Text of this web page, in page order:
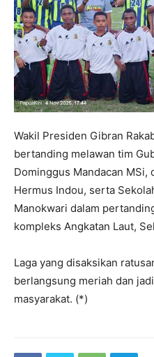
Wakil Presiden Gibran
bertanding melawan tim
Dominggus Mandacan MSi,
Hermus Indou, serta
Manokwari dalam
kompleks Angkatan Laut,
Laga yang disaksikan
berlangsung meriah dan
masyarakat. (*)